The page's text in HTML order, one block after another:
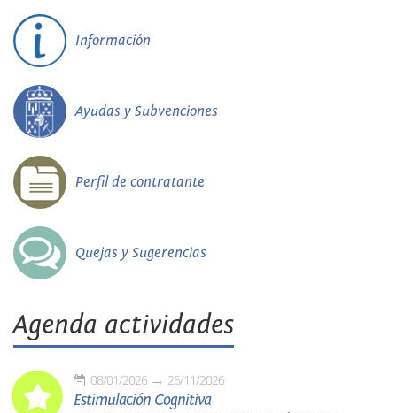
Información
Ayudas y Subvenciones
Perfil de contratante
Quejas y Sugerencias
Agenda actividades
08/01/2026 26/11/2026
Estimulación Cognitiva